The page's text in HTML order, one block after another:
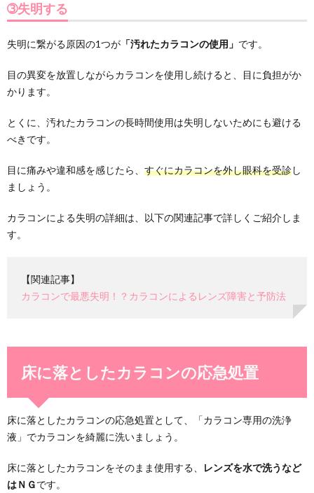
➂失明する
失明に繋がる原因の1つが 「汚れたカラコンの使用」 です。
目の異変を放置しながらカラコンを使用し続けると、目に負担がか
かります。
とくに、汚れたカラコンの長時間使用は失明しないためにも避ける
べきです。
目に痛みや違和感を感じたら、 すぐにカラコンを外し眼科を受診し
ましょう。
カラコンによる失明の詳細は、以下の関連記事で詳しくご紹介しま
す。
【関連記事】
カラコンで最悪失明！？カラコンによるレンズ障害と予防法
床に落としたカラコンの応急処置
床に落としたカラコンの応急処置として、「カラコン専用の洗浄
液」でカラコンを綺麗に洗いましょう。
床に落としたカラコンをそのまま使用する、
レンズを水で洗うなど
はＮＧです。